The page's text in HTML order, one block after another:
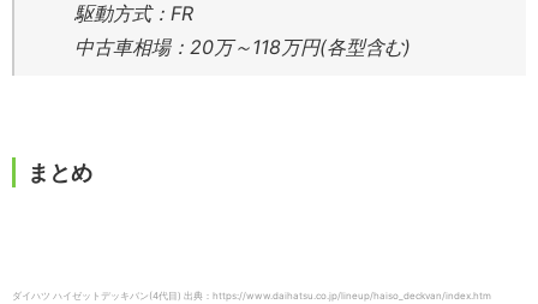
駆動方式：FR
中古車相場：20万～118万円(各型含む)
まとめ
ダイハツ ハイゼットデッキバン(4代目) 出典：https://www.daihatsu.co.jp/lineup/haiso_deckvan/index.htm